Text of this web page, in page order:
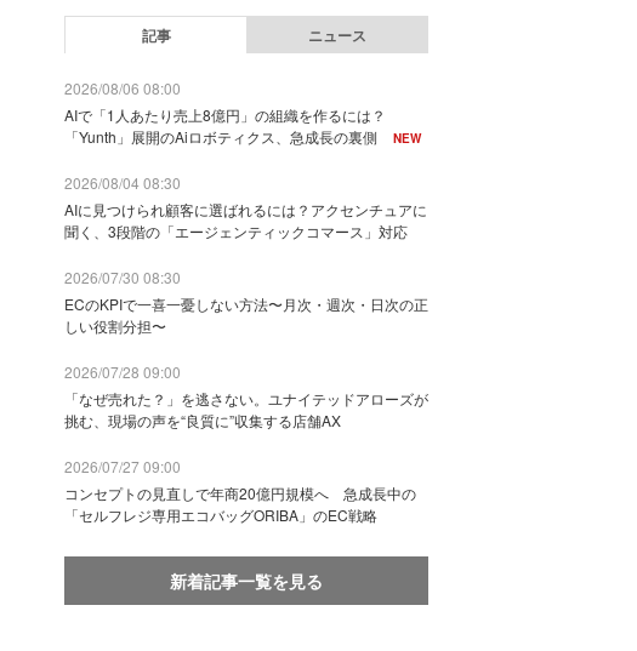
記事 ニュース
2026/08/06 08:00
AIで「1人あたり売上8億円」の組織を作るには？
「Yunth」展開のAiロボティクス、急成長の裏側
NEW
2026/08/04 08:30
AIに見つけられ顧客に選ばれるには？アクセンチュアに
聞く、3段階の「エージェンティックコマース」対応
2026/07/30 08:30
ECのKPIで一喜一憂しない方法〜月次・週次・日次の正
しい役割分担〜
2026/07/28 09:00
「なぜ売れた？」を逃さない。ユナイテッドアローズが
挑む、現場の声を“良質に”収集する店舗AX
2026/07/27 09:00
コンセプトの見直しで年商20億円規模へ 急成長中の
「セルフレジ専用エコバッグORIBA」のEC戦略
新着記事一覧を見る